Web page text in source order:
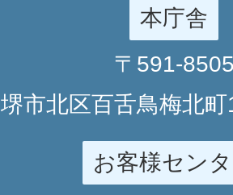
本庁舎
〒591-
堺市北区百舌鳥梅北
お客様セン